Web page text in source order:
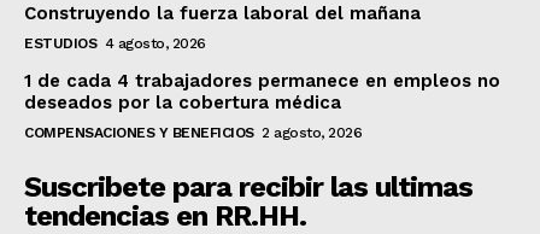
Construyendo la fuerza laboral del mañana
ESTUDIOS 4 agosto, 2026
1 de cada 4 trabajadores permanece en empleos no
deseados por la cobertura médica
COMPENSACIONES Y BENEFICIOS 2 agosto, 2026
Suscribete para recibir las ultimas
tendencias en RR.HH.